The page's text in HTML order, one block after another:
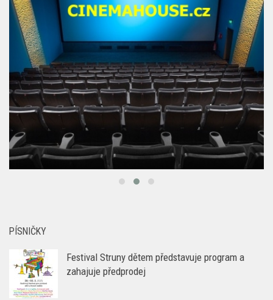
PÍSNIČKY
Festival Struny dětem představuje program a
zahajuje předprodej